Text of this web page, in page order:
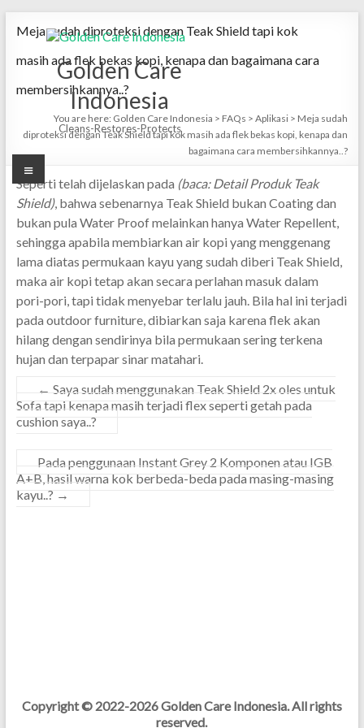
Golden Care
Indonesia
Cleans-Restores-Protects
Menu
Meja sudah diproteksi dengan Teak Shield tapi kok
masih ada flek bekas kopi, kenapa dan bagaimana cara
membersihkannya..?
You are here: Golden Care Indonesia > FAQs >Aplikasi > Meja sudah
diproteksi dengan Teak Shield tapi kok masih ada flek bekas kopi, kenapa dan
bagaimana cara membersihkannya..?
Seperti telah dijelaskan pada (baca: Detail Produk Teak
Shield), bahwa sebenarnya Teak Shield bukan Coating dan
bukan pula Water Proof melainkan hanya Water Repellent,
sehingga apabila membiarkan air kopi yang menggenang
lama diatas permukaan kayu yang sudah diberi Teak Shield,
maka air kopi tetap akan secara perlahan masuk dalam
pori-pori, tapi tidak menyebar terlalu jauh. Bila hal ini terjadi
pada outdoor furniture, dibiarkan saja karena flek akan
hilang dengan sendirinya bila permukaan sering terkena
hujan dan terpapar sinar matahari.
← Saya sudah menggunakan Teak Shield 2x oles untuk
Sofa tapi kenapa masih terjadi flex seperti getah pada
cushion saya..?
Pada penggunaan Instant Grey 2 Komponen atau IGB
A+B, hasil warna kok berbeda-beda pada masing-masing
kayu..? →
Copyright © 2022-2026 Golden Care Indonesia. All rights
reserved.